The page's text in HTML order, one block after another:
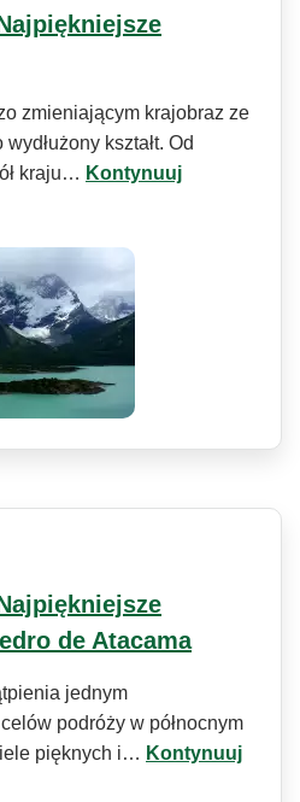
zmieniającym krajobraz ze
kształt. Od
kraju… Kontynuuj
de Atacama
jednym
podróży w północnym
pięknych i… Kontynuuj